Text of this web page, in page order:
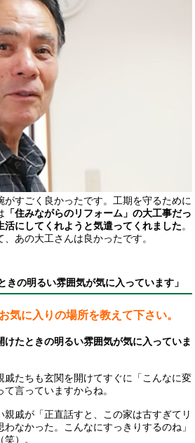
すごく良かったです。工期を守るために
「住みながらのリフォーム」の大工事だっ
活にしてくれようと気遣ってくれました。
あの大工さんは良かったです。
きの明るい雰囲気が気に入っています」
気に入りの場所を教えて下さい。
けたときの明るい雰囲気が気に入っていま
たちも玄関を開けてすぐに「こんなに変
言っていますからね。
戚が「正直話すと、この家は古すぎてリ
なかった。こんなにすっきりするのね」
）。